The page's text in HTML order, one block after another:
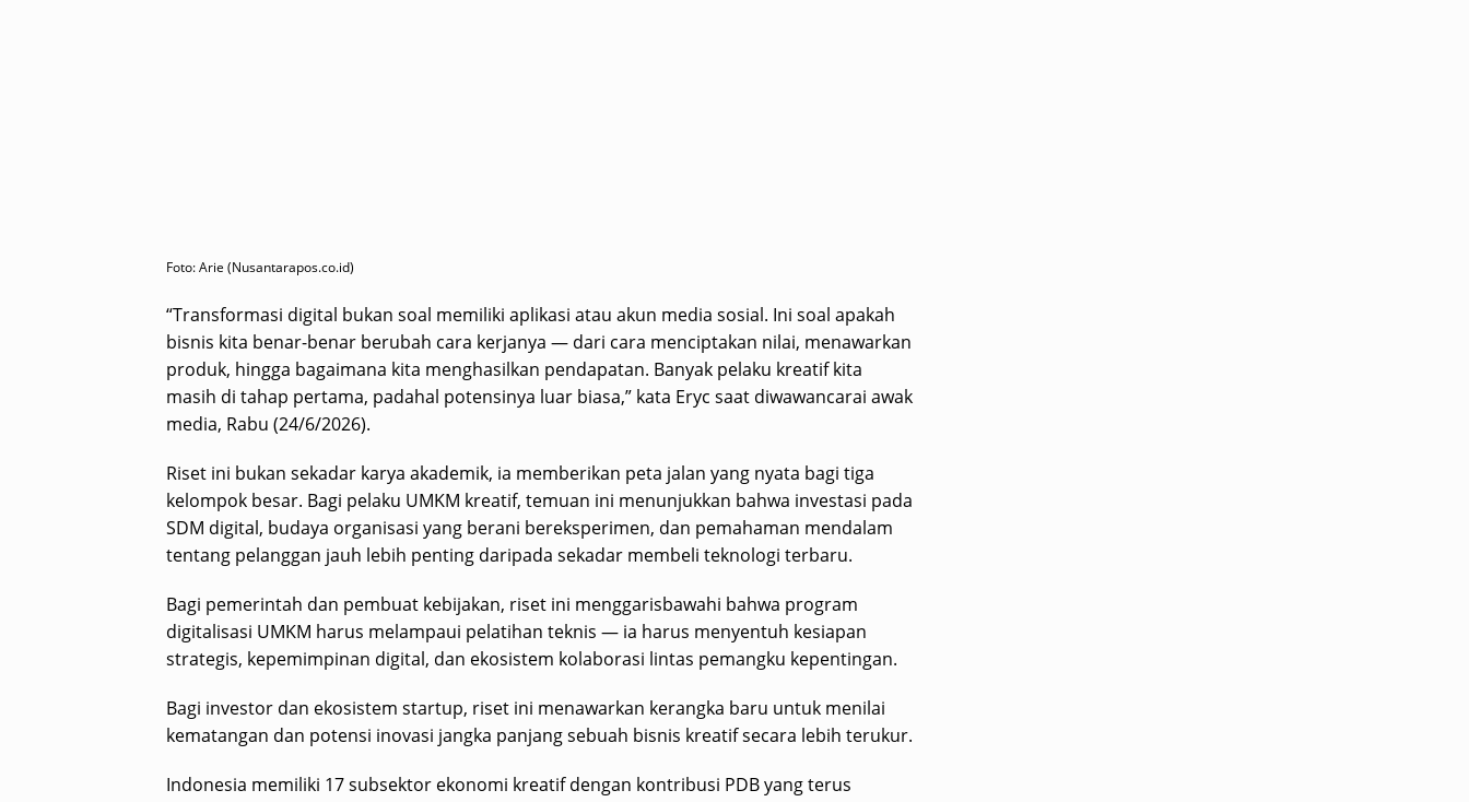
Foto: Arie (Nusantarapos.co.id)
“Transformasi digital bukan soal memiliki aplikasi atau akun media sosial. Ini soal apakah
bisnis kita benar-benar berubah cara kerjanya — dari cara menciptakan nilai, menawarkan
produk, hingga bagaimana kita menghasilkan pendapatan. Banyak pelaku kreatif kita
masih di tahap pertama, padahal potensinya luar biasa,” kata Eryc saat diwawancarai awak
media, Rabu (24/6/2026).
Riset ini bukan sekadar karya akademik, ia memberikan peta jalan yang nyata bagi tiga
kelompok besar. Bagi pelaku UMKM kreatif, temuan ini menunjukkan bahwa investasi pada
SDM digital, budaya organisasi yang berani bereksperimen, dan pemahaman mendalam
tentang pelanggan jauh lebih penting daripada sekadar membeli teknologi terbaru.
Bagi pemerintah dan pembuat kebijakan, riset ini menggarisbawahi bahwa program
digitalisasi UMKM harus melampaui pelatihan teknis — ia harus menyentuh kesiapan
strategis, kepemimpinan digital, dan ekosistem kolaborasi lintas pemangku kepentingan.
Bagi investor dan ekosistem startup, riset ini menawarkan kerangka baru untuk menilai
kematangan dan potensi inovasi jangka panjang sebuah bisnis kreatif secara lebih terukur.
Indonesia memiliki 17 subsektor ekonomi kreatif dengan kontribusi PDB yang terus